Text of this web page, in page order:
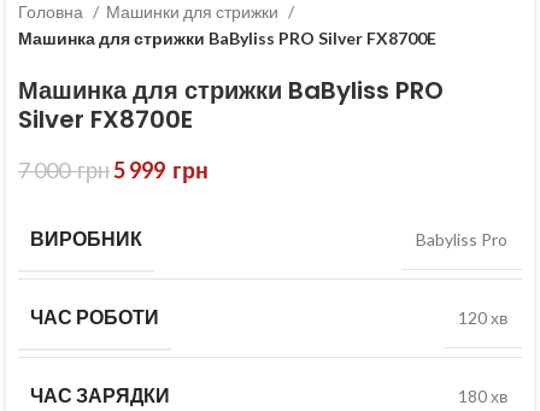
Головна
Машинки для стрижки
Машинка для стрижки BaByliss PRO Silver FX8700E
Машинка для стрижки BaByliss PRO
Silver FX8700E
7 000грн5 999 грн
ВИРОБНИК Babyliss Pro
ЧАС РОБОТИ 120 хв
ЧАС ЗАРЯДКИ 180 хв